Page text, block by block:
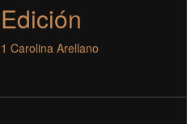
Carolina Arellano